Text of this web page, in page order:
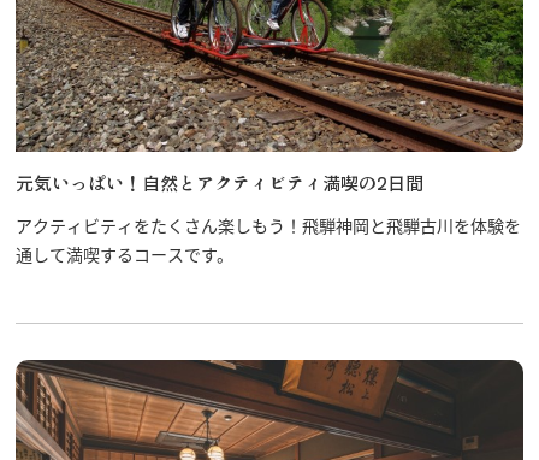
元気いっぱい！自然とアクティビティ満喫の2日間
アクティビティをたくさん楽しもう！飛騨神岡と飛騨古川を体験を
通して満喫するコースです。